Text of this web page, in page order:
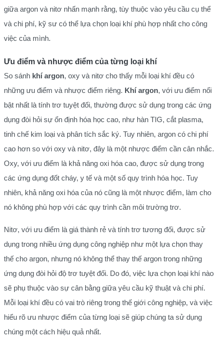
giữa argon và nitơ nhấn mạnh rằng, tùy thuộc vào yêu cầu cụ thể
và chi phí, kỹ sư có thể lựa chọn loại khí phù hợp nhất cho công
việc của mình.
Ưu điểm và nhược điểm của từng loại khí
So sánh khí argon, oxy và nitơ cho thấy mỗi loại khí đều có
những ưu điểm và nhược điểm riêng. Khí argon, với ưu điểm nổi
bật nhất là tính trơ tuyệt đối, thường được sử dụng trong các ứng
dụng đòi hỏi sự ổn định hóa học cao, như hàn TIG, cắt plasma,
tinh chế kim loại và phân tích sắc ký. Tuy nhiên, argon có chi phí
cao hơn so với oxy và nitơ, đây là một nhược điểm cần cân nhắc.
Oxy, với ưu điểm là khả năng oxi hóa cao, được sử dụng trong
các ứng dụng đốt cháy, y tế và một số quy trình hóa học. Tuy
nhiên, khả năng oxi hóa của nó cũng là một nhược điểm, làm cho
nó không phù hợp với các quy trình cần môi trường trơ.
Nitơ, với ưu điểm là giá thành rẻ và tính trơ tương đối, được sử
dụng trong nhiều ứng dụng công nghiệp như một lựa chọn thay
thế cho argon, nhưng nó không thể thay thế argon trong những
ứng dụng đòi hỏi độ trơ tuyệt đối. Do đó, việc lựa chọn loại khí nào
sẽ phụ thuộc vào sự cân bằng giữa yêu cầu kỹ thuật và chi phí.
Mỗi loại khí đều có vai trò riêng trong thế giới công nghiệp, và việc
hiểu rõ ưu nhược điểm của từng loại sẽ giúp chúng ta sử dụng
chúng một cách hiệu quả nhất.